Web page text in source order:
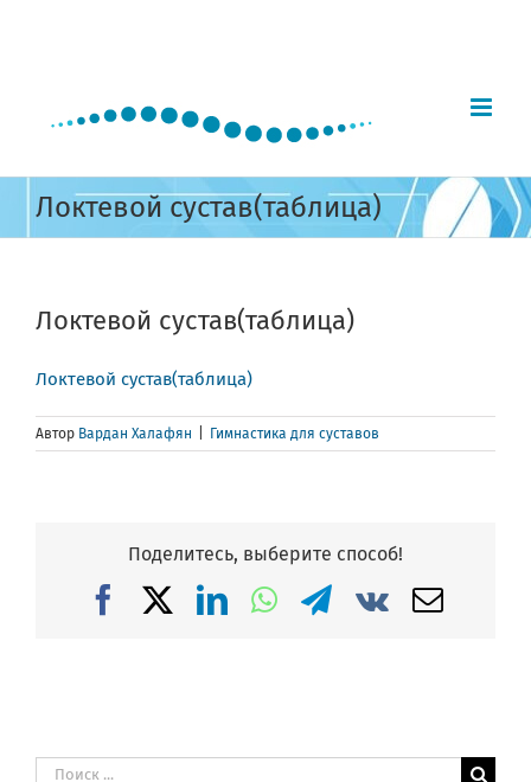
Локтевой сустав(таблица)
Локтевой сустав(таблица)
Локтевой сустав(таблица)
Автор Вардан Халафян Гимнастика для суставов
Поделитесь, выберите способ!
FacebookLinkedIn
WhatsApp
Telegram
Vk Email
Результат